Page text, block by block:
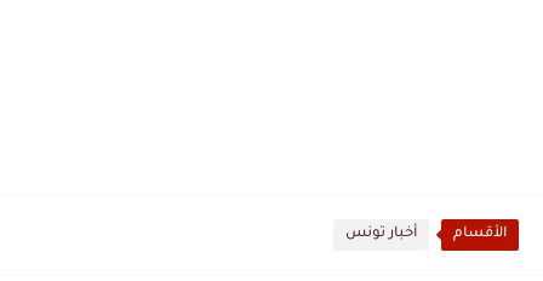
الأقسام أخبار تونس